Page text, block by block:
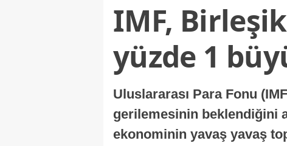
IMF,
yüzde 1
Uluslararası Para Fonu
gerilemesinin beklendiğini
ekonominin yavaş yavaş